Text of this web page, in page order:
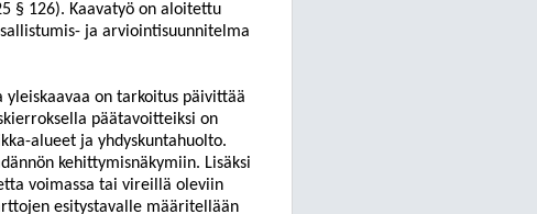
§ 126). Kaavatyö on aloitettu
ja arviointisuunnitelma
yleiskaavaa on tarkoitus päivittää
päätavoitteiksi on
alueet ja yhdyskuntahuolto.
kehittymisnäkymiin. Lisäksi
voimassa tai vireillä oleviin
esitystavalle määritellään